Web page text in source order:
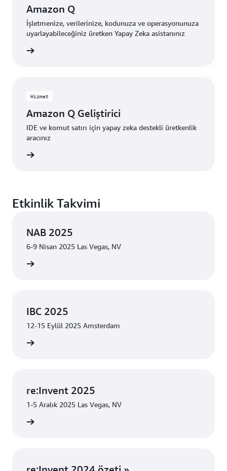
Amazon Q
İşletmenize, verilerinize, kodunuza ve operasyonunuza
uyarlayabileceğiniz üretken Yapay Zeka asistanınız
Hizmet
Amazon Q Geliştirici
IDE ve komut satırı için yapay zeka destekli üretkenlik
aracınız
Etkinlik Takvimi
NAB 2025
6-9 Nisan 2025 Las Vegas, NV
IBC 2025
12-15 Eylül 2025 Amsterdam
re:Invent 2025
1-5 Aralık 2025 Las Vegas, NV